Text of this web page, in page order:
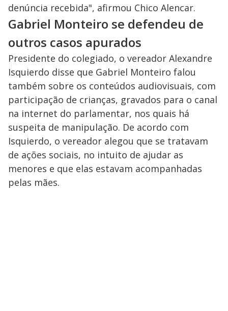
denúncia recebida", afirmou Chico Alencar.
Gabriel Monteiro se defendeu de
outros casos apurados
Presidente do colegiado, o vereador Alexandre
Isquierdo disse que Gabriel Monteiro falou
também sobre os conteúdos audiovisuais, com
participação de crianças, gravados para o canal
na internet do parlamentar, nos quais há
suspeita de manipulação. De acordo com
Isquierdo, o vereador alegou que se tratavam
de ações sociais, no intuito de ajudar as
menores e que elas estavam acompanhadas
pelas mães.